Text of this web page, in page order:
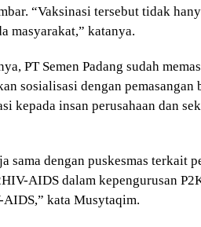
“Vaksinasi tersebut tidak
masyarakat,” katanya.
PT Semen Padang sudah
sosialisasi dengan
kepada insan perusahaan dan
sama dengan puskesmas terkait
AIDS dalam kepengurusan
kata Musytaqim.